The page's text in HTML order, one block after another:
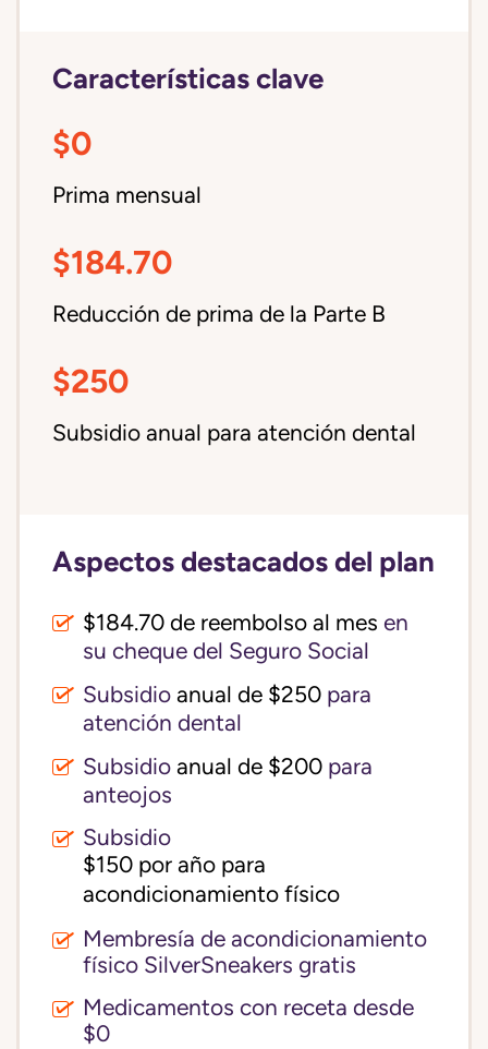
Características clave
$0
Prima mensual
$184.70
Reducción de prima de la Parte B
$250
Subsidio anual para atención dental
Aspectos destacados del plan
$184.70 de reembolso al mes en
su cheque del Seguro Social
Subsidio anual de $250 para
atención dental
Subsidio anual de $200 para
anteojos
Subsidio
$150 por año para
acondicionamiento físico
Membresía de acondicionamiento
físico SilverSneakers gratis
Medicamentos con receta desde
$0